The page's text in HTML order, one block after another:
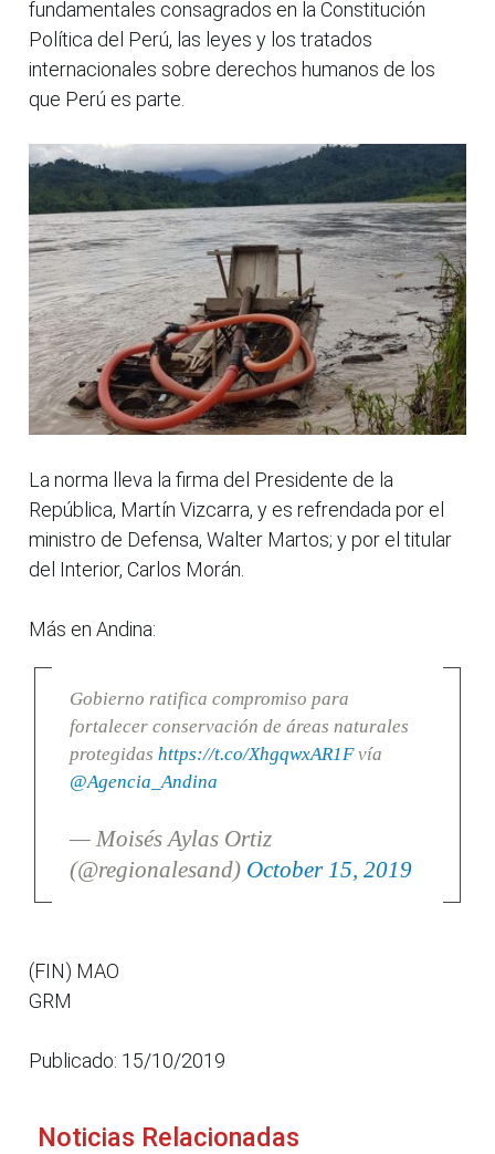
fundamentales consagrados en la Constitución
Política del Perú, las leyes y los tratados
internacionales sobre derechos humanos de los
que Perú es parte.
La norma lleva la firma del Presidente de la
República, Martín Vizcarra, y es refrendada por el
ministro de Defensa, Walter Martos; y por el titular
del Interior, Carlos Morán.
Más en Andina:
Gobierno ratifica compromiso para
fortalecer conservación de áreas naturales
protegidas https://t.co/XhgqwxAR1Fvía
@Agencia_Andina
— Moisés Aylas Ortiz
(@regionalesand) October 15, 2019
(FIN) MAO
GRM
Publicado: 15/10/2019
Noticias Relacionadas